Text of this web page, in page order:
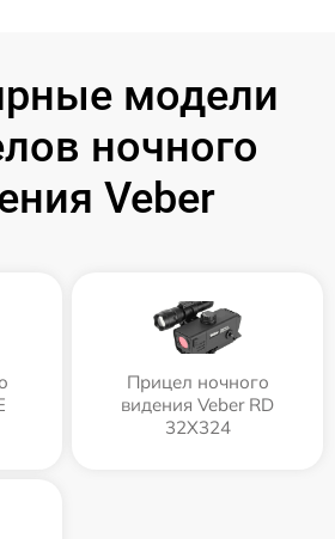
модели
ночного
Veber
Прицел ночного
видения Veber RD
32X324